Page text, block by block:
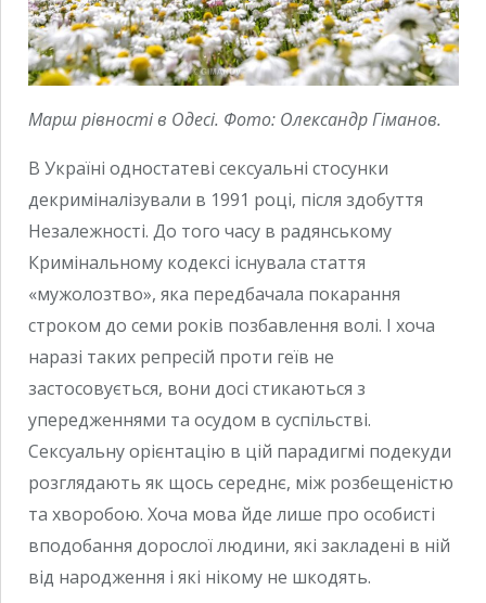
Марш рівності в Одесі. Фото: Олександр Гіманов.
В Україні одностатеві сексуальні стосунки
декриміналізували в 1991 році, після здобуття
Незалежності. До того часу в радянському
Кримінальному кодексі існувала стаття
«мужолозтво», яка передбачала покарання
строком до семи років позбавлення волі. І хоча
наразі таких репресій проти геїв не
застосовується, вони досі стикаються з
упередженнями та осудом в суспільстві.
Сексуальну орієнтацію в цій парадигмі подекуди
розглядають як щось середнє, між розбещеністю
та хворобою. Хоча мова йде лише про особисті
вподобання дорослої людини, які закладені в ній
від народження і які нікому не шкодять.